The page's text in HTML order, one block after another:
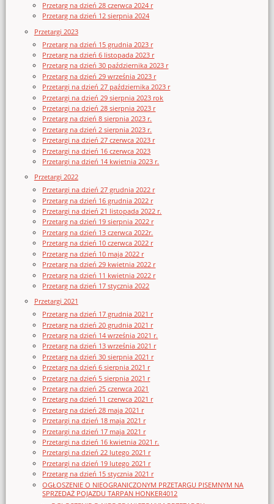
Przetarg na dzień 28 czerwca 2024 r
Przetarg na dzień 12 sierpnia 2024
Przetargi 2023
Przetarg na dzień 15 grudnia 2023 r
Przetarg na dzień 6 listopada 2023 r
Przetarg na dzień 30 października 2023 r
Przetarg na dzień 29 września 2023 r
Przetargi na dzień 27 października 2023 r
Przetargi na dzień 29 sierpnia 2023 rok
Przetargi na dzień 28 sierpnia 2023 r
Przetarg na dzień 8 sierpnia 2023 r.
Przetarg na dzień 2 sierpnia 2023 r.
Przetargi na dzień 27 czerwca 2023 r
Przetargi na dzień 16 czerwca 2023
Przetargi na dzień 14 kwietnia 2023 r.
Przetargi 2022
Przetargi na dzień 27 grudnia 2022 r
Przetarg na dzień 16 grudnia 2022 r
Przetargi na dzień 21 listopada 2022 r.
Przetarg na dzień 19 sierpnia 2022 r
Przetarg na dzień 13 czerwca 2022r.
Przetarg na dzień 10 czerwca 2022 r
Przetarg na dzień 10 maja 2022 r
Przetarg na dzień 29 kwietnia 2022 r
Przetarg na dzień 11 kwietnia 2022 r
Przetarg na dzień 17 stycznia 2022
Przetargi 2021
Przetarg na dzień 17 grudnia 2021 r
Przetarg na dzień 20 grudnia 2021 r
Przetarg na dzień 14 września 2021 r.
Przetarg na dzień 13 września 2021 r
Przetarg na dzień 30 sierpnia 2021 r
Przetarg na dzień 6 sierpnia 2021 r
Przetarg na dzień 5 sierpnia 2021 r
Przetarg na dzień 25 czerwca 2021
Przetarg na dzień 11 czerwca 2021 r
Przetarg na dzień 28 maja 2021 r
Przetargi na dzień 18 maja 2021 r
Przetargi na dzień 17 maja 2021 r
Przetargi na dzień 16 kwietnia 2021 r.
Przetargi na dzień 22 lutego 2021 r
Przetargi na dzień 19 lutego 2021 r
Przetarg na dzień 15 stycznia 2021 r
OGŁOSZENIE O NIEOGRANICZONYM PRZETARGU PISEMNYM NA
SPRZEDAŻ POJAZDU TARPAN HONKER4012